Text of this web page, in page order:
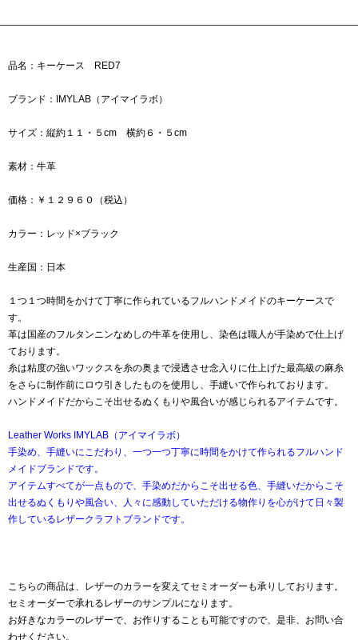
品名：キーケース RED7
ブランド：IMYLAB（アイマイラボ）
サイズ：縦約１１・５cm 横約６・５cm
素材：牛革
価格：￥１２９６０（税込）
カラー：レッド×ブラック
生産国：日本
１つ１つ時間をかけて丁寧に作られているフルハンドメイドのキーケースで
す。
革は国産のフルタンニンなめしの牛革を使用し、染色は職人が手染めで仕上げ
ております。
糸は粘度の強いワックスを糸の奥まで浸透させ念入りに仕上げた最高級の麻糸
をさらに制作前にロウ引きしたものを使用し、手縫いで作られております。
ハンドメイドだからこそ出せるぬくもりや風合いが感じられるアイテムです。
Leather Works IMYLAB（アイマイラボ）
手染め、手縫いにこだわり、一つ一つ丁寧に時間をかけて作られるフルハンド
メイドブランドです。
アイテムすべてが一点もので、手染めだからこそ出せる色、手縫いだからこそ
出せるぬくもりや風合い、人々に感動していただける物作りを心がけて日々製
作しているレザークラフトブランドです。
こちらの商品は、レザーのカラーを変えてセミオーダーも承りしております。
セミオーダーで承れるレザーのサンプルになります。
お好きなカラーのレザーで、お作りすることも可能ですので、是非、お問い合
わせください。